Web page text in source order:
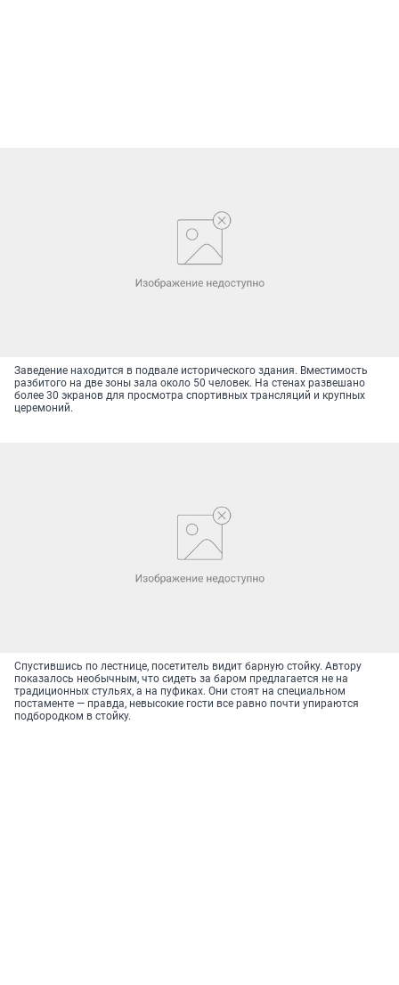
Заведение находится в подвале исторического здания. Вместимость
разбитого на две зоны зала около 50 человек. На стенах развешано
более 30 экранов для просмотра спортивных трансляций и крупных
церемоний.
Спустившись по лестнице, посетитель видит барную стойку. Автору
показалось необычным, что сидеть за баром предлагается не на
традиционных стульях, а на пуфиках. Они стоят на специальном
постаменте — правда, невысокие гости все равно почти упираются
подбородком в стойку.